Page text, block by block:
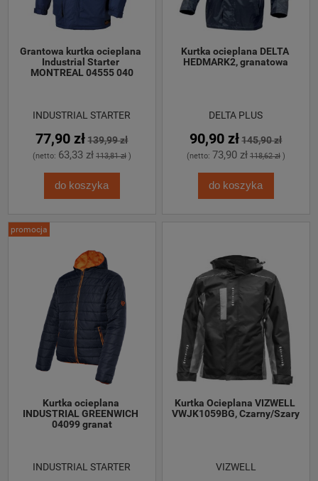
Grantowa kurtka ocieplana
Industrial Starter
MONTREAL 04555 040
INDUSTRIAL STARTER
77,90 zł 139,99 zł
(netto: 63,33 zł 113,81 zł)
do koszyka
Kurtka ocieplana DELTA
HEDMARK2, granatowa
DELTA PLUS
90,90 zł 145,90 zł
(netto: 73,90 zł 118,62 zł)
do koszyka
Kurtka ocieplana
INDUSTRIAL GREENWICH
04099 granat
INDUSTRIAL STARTER
promocja
Kurtka Ocieplana VIZWELL
VWJK1059BG, Czarny/Szary
VIZWELL